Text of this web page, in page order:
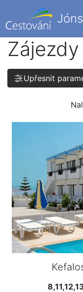
Zájezdy
Upřesnit